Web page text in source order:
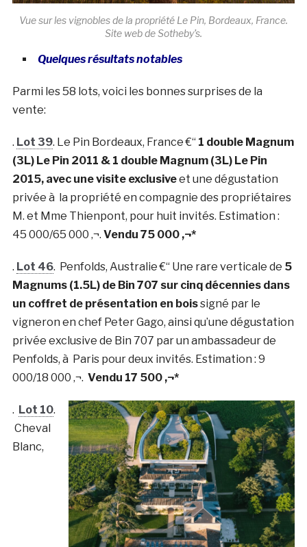
Vue sur les vignobles de la propriété Le Pin, Bordeaux, France.
Site web de Sotheby’s.
Quelques résultats notables
Parmi les 58 lots, voici les bonnes surprises de la
vente:
. Lot 39. Le Pin Bordeaux, France €“ 1 double Magnum
(3L) Le Pin 2011 & 1 double Magnum (3L) Le Pin
2015, avec une visite exclusiveet une dégustation
privée à la propriété en compagnie des propriétaires
M. et Mme Thienpont, pour huit invités. Estimation :
45 000/65 000 ‚¬. Vendu 75 000 ‚¬*
. Lot 46. Penfolds, Australie €“ Une rare verticale de 5
Magnums (1.5L) de Bin 707 sur cinq décennies dans
un coffret de présentation en boissigné par le
vigneron en chef Peter Gago, ainsi qu’une dégustation
privée exclusive de Bin 707 par un ambassadeur de
Penfolds, à Paris pour deux invités. Estimation : 9
000/18 000 ‚¬. Vendu 17 500 ‚¬*
. Lot 10.
Cheval
Blanc,